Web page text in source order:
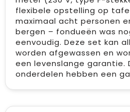
flexibele opstelling op
maximaal acht personen
bergen – fondueën was
eenvoudig. Deze set kan
worden afgewassen en
een levenslange garantie.
onderdelen hebben een